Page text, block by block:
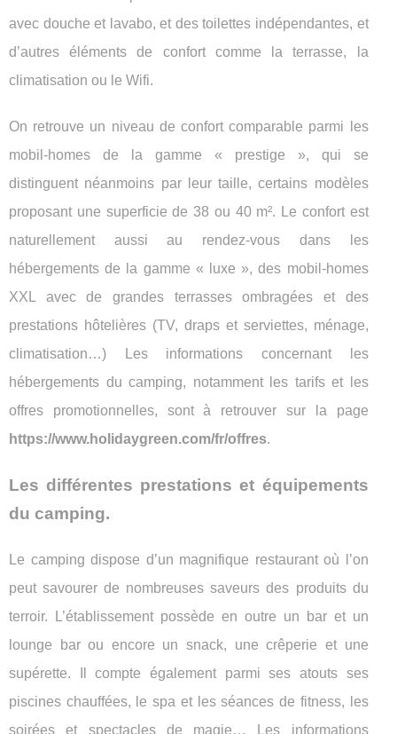
avec douche et lavabo, et des toilettes indépendantes, et
d’autres éléments de confort comme la terrasse, la
climatisation ou le Wifi.
On retrouve un niveau de confort comparable parmi les
mobil-homes de la gamme « prestige », qui se
distinguent néanmoins par leur taille, certains modèles
proposant une superficie de 38 ou 40 m². Le confort est
naturellement aussi au rendez-vous dans les
hébergements de la gamme « luxe », des mobil-homes
XXL avec de grandes terrasses ombragées et des
prestations hôtelières (TV, draps et serviettes, ménage,
climatisation…) Les informations concernant les
hébergements du camping, notamment les tarifs et les
offres promotionnelles, sont à retrouver sur la page
https://www.holidaygreen.com/fr/offres.
Les différentes prestations et équipements
du camping.
Le camping dispose d’un magnifique restaurant où l’on
peut savourer de nombreuses saveurs des produits du
terroir. L’établissement possède en outre un bar et un
lounge bar ou encore un snack, une crêperie et une
supérette. Il compte également parmi ses atouts ses
piscines chauffées, le spa et les séances de fitness, les
soirées et spectacles de magie… Les informations